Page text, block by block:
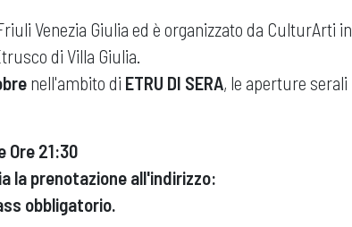
Venezia Giulia ed è organizzato da CulturArti in
di Villa Giulia.
nell'ambito di ETRU DI SERA, le aperture serali
Ore 21:30
la prenotazione all'indirizzo:
obbligatorio.